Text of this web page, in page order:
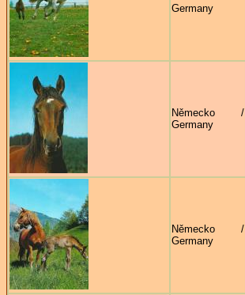
Germany
Německo /
Germany
Německo /
Germany